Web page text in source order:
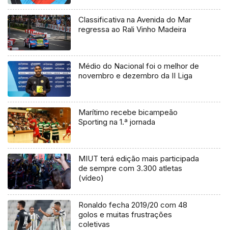
Classificativa na Avenida do Mar
regressa ao Rali Vinho Madeira
Médio do Nacional foi o melhor de
novembro e dezembro da II Liga
Marítimo recebe bicampeão
Sporting na 1.ª jornada
MIUT terá edição mais participada
de sempre com 3.300 atletas
(vídeo)
Ronaldo fecha 2019/20 com 48
golos e muitas frustrações
coletivas